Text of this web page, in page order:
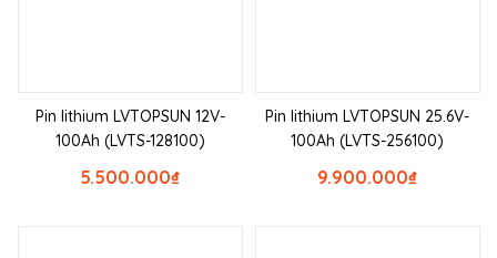
Pin lithium LVTOPSUN 12V-
100Ah (LVTS-128100)
₫
5.500.000
Pin lithium LVTOPSUN 25.6V-
100Ah (LVTS-256100)
₫
9.900.000